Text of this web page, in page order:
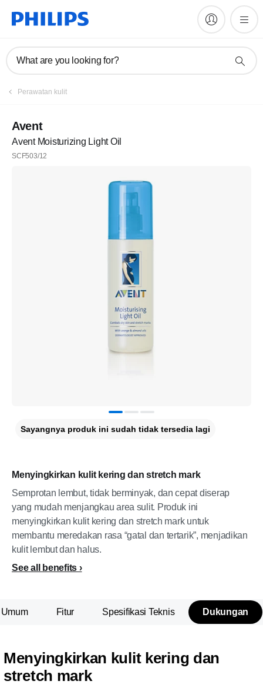
What are you looking for?
Perawatan kulit
Avent
Avent Moisturizing Light Oil
SCF503/12
Menyingkirkan kulit kering dan stretch mark
Semprotan lembut, tidak berminyak, dan cepat diserap
yang mudah menjangkau area sulit. Produk ini
menyingkirkan kulit kering dan stretch mark untuk
membantu meredakan rasa “gatal dan tertarik”, menjadikan
kulit lembut dan halus.
See all benefits
Sayangnya produk ini sudah tidak tersedia lagi
Fitur Spesifikasi Teknis Dukungan
Menyingkirkan kulit kering dan
stretch mark